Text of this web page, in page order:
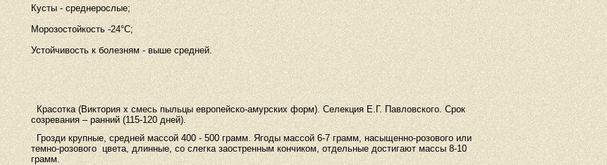
Кусты - среднерослые;
Морозостойкость -24°С;
Устойчивость к болезням - выше средней.
Красотка (Виктория х смесь пыльцы европейско-амурских форм). Селекция Е.Г. Павловского. Срок
созревания – ранний (115-120 дней).
Грозди крупные, средней массой 400 - 500 грамм. Ягоды массой 6-7 грамм, насыщенно-розового или
темно-розового цвета, длинные, со слегка заостренным кончиком, отдельные достигают массы 8-10
грамм.